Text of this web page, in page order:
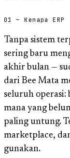
01 — Kenapa ERP
Tanpa sistem
sering baru
akhir bulan —
dari Bee Mata
seluruh operasi:
mana yang
paling untung.
marketplace,
gunakan.